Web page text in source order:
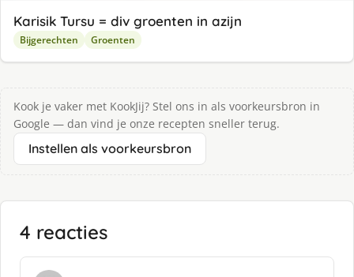
Karisik Tursu = div groenten in azijn
Bijgerechten Groenten
Kook je vaker met KookJij? Stel ons in als voorkeursbron in
Google — dan vind je onze recepten sneller terug.
Instellen als voorkeursbron
4 reacties